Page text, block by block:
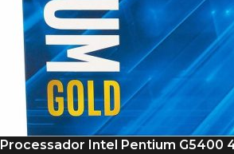
Processador Intel Pentium G5400